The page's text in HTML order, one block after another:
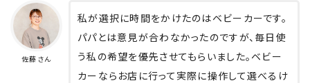
佐藤さん
私が選択に時間をかけたのはベビーカーです。
パパとは意見が合わなかったのですが、毎日使
う私の希望を優先させてもらいました。ベビー
カーならお店に行って実際に操作して選べるけ